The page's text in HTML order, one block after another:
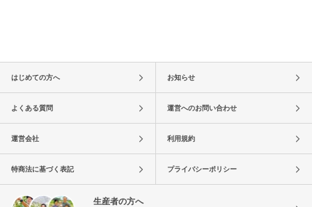
はじめての方へ お知らせ
よくある質問 運営へのお問い合わせ
運営会社 利用規約
特商法に基づく表記 プライバシーポリシー
生産者の方へ